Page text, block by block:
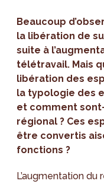
Beaucoup
la libération de
suite à
télétravail. Mais
libération des
la typologie des
et comment
régional ? Ces
être convertis
fonctions ?
L’augmentation du